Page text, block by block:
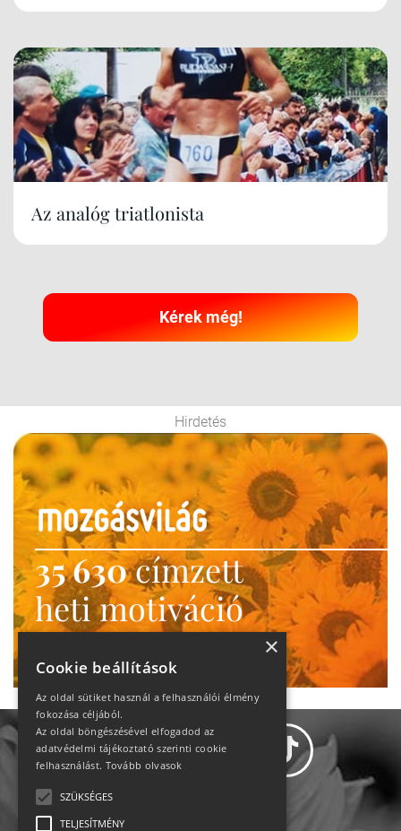
Az analóg triatlonista
Kérek még!
Hirdetés
35 630címzett
heti motiváció
Ne maradj le!
×
Cookie beállítások
Az oldal sütiket használ a felhasználói élmény
fokozása céljából.
Az oldal böngészésével elfogadod az
adatvédelmi tájékoztató szerinti cookie
felhasználást. Tovább olvasok
SZÜKSÉGES
TELJESÍTMÉNY